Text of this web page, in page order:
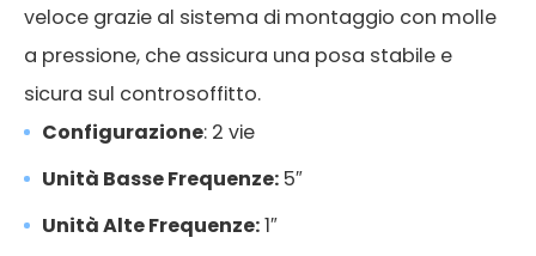
veloce grazie al sistema di montaggio con molle
a pressione, che assicura una posa stabile e
sicura sul controsoffitto.
Configurazione: 2 vie
Unità Basse Frequenze: 5″
Unità Alte Frequenze:1″